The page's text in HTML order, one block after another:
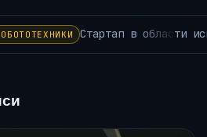
Стартап в области